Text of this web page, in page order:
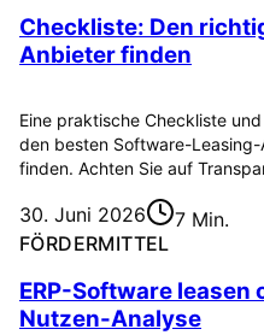
Checkliste: Den
Anbieter finden
Eine praktische Checkliste
den besten Software-
finden. Achten Sie auf
30. Juni 2026
7 Min.
FÖRDERMITTEL
ERP-Software leasen
Nutzen-Analyse